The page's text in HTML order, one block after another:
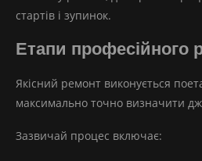
стартів і зупинок.
Етапи професійного
Якісний ремонт виконується
максимально точно визначити
Зазвичай процес включає: